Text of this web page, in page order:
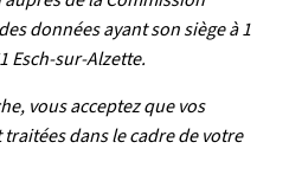
données ayant son siège à 1
Esch-sur-Alzette.
vous acceptez que vos
dans le cadre de votre